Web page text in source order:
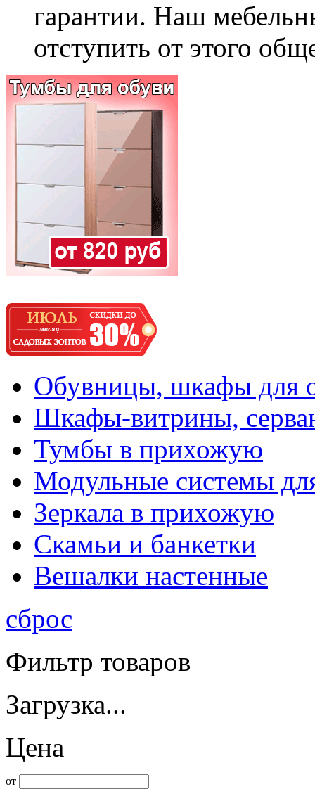
гарантии. Наш
отступить от этого
Обувницы, шкафы для
Шкафы-витрины,
Тумбы в прихожую
Модульные системы
Зеркала в прихожую
Скамьи и банкетки
Вешалки настенные
сброс
Фильтр товаров
Загрузка...
Цена
от